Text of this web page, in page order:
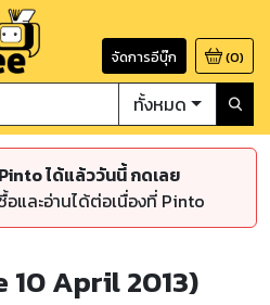
จัดการอีบุ๊ก (0)
ทั้งหมด
ได้แล้ววันนี้ กดเลย
และอ่านได้ต่อเนื่องที่ Pinto
10 April 2013)